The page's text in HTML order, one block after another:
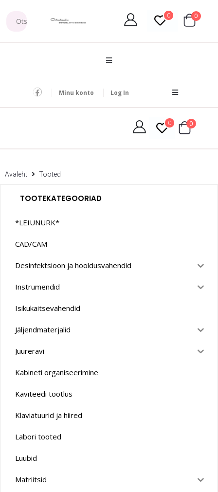
0 0
Minu konto Log In
0 0
Avaleht Tooted
TOOTEKATEGOORIAD
*LEIUNURK*
CAD/CAM
Desinfektsioon ja hooldusvahendid
Instrumendid
Isikukaitsevahendid
Jäljendmaterjalid
Juureravi
Kabineti organiseerimine
Kaviteedi töötlus
Klaviatuurid ja hiired
Labori tooted
Luubid
Matriitsid